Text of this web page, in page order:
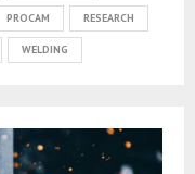
PROCAM RESEARCH
WELDING